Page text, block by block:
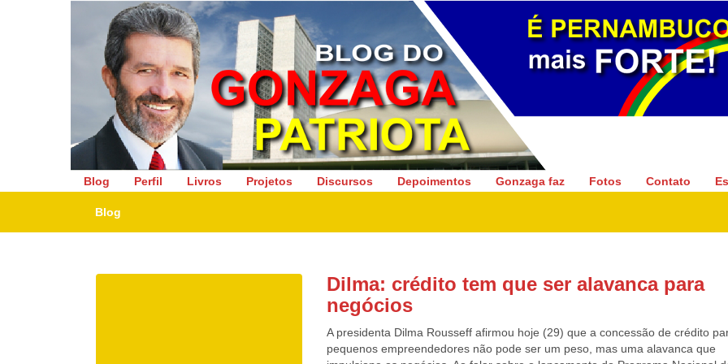
Gonzaga Patriota
Deputado Federal
Blog Perfil Livros Projetos Discursos Depoimentos Gonzaga faz Fotos Contato
Blog
Dilma: crédito tem que ser alavanca para
negócios
A presidenta Dilma Rousseff afirmou hoje (29) que a concessão de crédito
pequenos empreendedores não pode ser um peso, mas uma alavanca que